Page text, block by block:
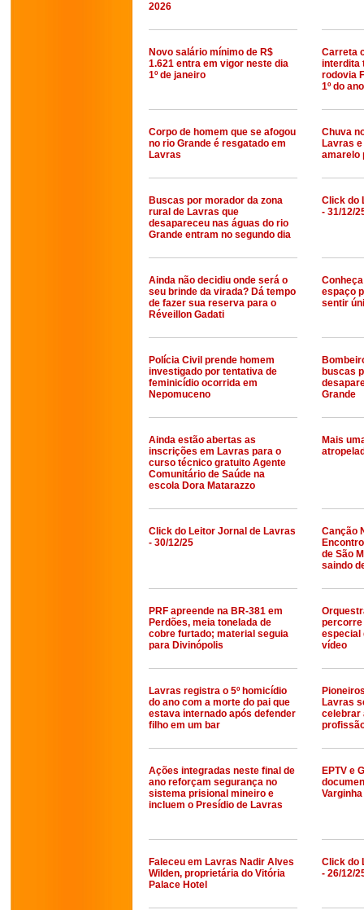
2026
Novo salário mínimo de R$
1.621 entra em vigor neste dia
1º de janeiro
Carreta
interdita
rodovia
1º do
Corpo de homem que se afogou
no rio Grande é resgatado em
Lavras
Chuva
Lavras
amarelo
Buscas por morador da zona
rural de Lavras que
desapareceu nas águas do rio
Grande entram no segundo dia
Click do
- 31/12/
Ainda não decidiu onde será o
seu brinde da virada? Dá tempo
de fazer sua reserva para o
Réveillon Gadati
espaço
sentir
Polícia Civil prende homem
investigado por tentativa de
feminicídio ocorrida em
Nepomuceno
buscas
Grande
Ainda estão abertas as
inscrições em Lavras para o
curso técnico gratuito Agente
Comunitário de Saúde na
escola Dora Matarazzo
Mais
Click do Leitor Jornal de Lavras
- 30/12/25
Canção
de São
saindo
PRF apreende na BR-381 em
Perdões, meia tonelada de
cobre furtado; material seguia
para Divinópolis
percorre
especial
vídeo
Lavras registra o 5º homicídio
do ano com a morte do pai que
estava internado após defender
filho em um bar
Lavras
celebrar
Ações integradas neste final de
ano reforçam segurança no
sistema prisional mineiro e
incluem o Presídio de Lavras
EPTV e
Varginha
Faleceu em Lavras Nadir Alves
Wilden, proprietária do Vitória
Palace Hotel
Click do
- 26/12/